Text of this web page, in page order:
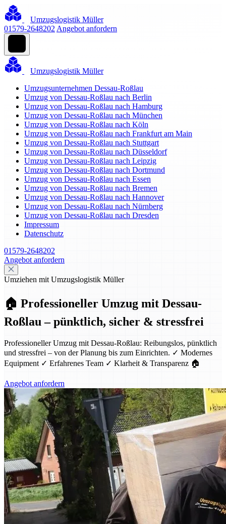
Umzugslogistik Müller
01579-2648202 Angebot anfordern
Umzugslogistik Müller
Umzugsunternehmen Dessau-Roßlau
Umzug von Dessau-Roßlau nach Berlin
Umzug von Dessau-Roßlau nach Hamburg
Umzug von Dessau-Roßlau nach München
Umzug von Dessau-Roßlau nach Köln
Umzug von Dessau-Roßlau nach Frankfurt am Main
Umzug von Dessau-Roßlau nach Stuttgart
Umzug von Dessau-Roßlau nach Düsseldorf
Umzug von Dessau-Roßlau nach Leipzig
Umzug von Dessau-Roßlau nach Dortmund
Umzug von Dessau-Roßlau nach Essen
Umzug von Dessau-Roßlau nach Bremen
Umzug von Dessau-Roßlau nach Hannover
Umzug von Dessau-Roßlau nach Nürnberg
Umzug von Dessau-Roßlau nach Dresden
Impressum
Datenschutz
01579-2648202
Angebot anfordern
Umziehen mit Umzugslogistik Müller
🏠 Professioneller Umzug mit Dessau-
Roßlau – pünktlich, sicher & stressfrei
Professioneller Umzug mit Dessau-Roßlau: Reibungslos, pünktlich
und stressfrei – von der Planung bis zum Einrichten. ✓ Modernes
Equipment ✓ Erfahrenes Team ✓ Klarheit & Transparenz 🏠
Angebot anfordern